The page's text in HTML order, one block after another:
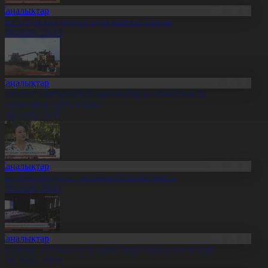
тұзды көлдерде 6 адам қайтыс болған
20:13
солтүстіктегі тұрғындарды облыстың 90
құттықтады
20:11
Конституция – жарқын болашақ кепілі
20:11
Үгіт-насихат жұмыстары жалғасып жатыр
20:01